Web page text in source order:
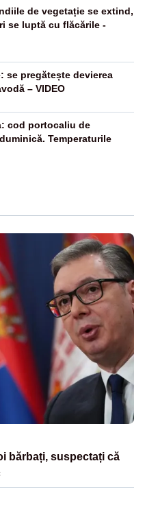
de vegetație se extind,
se luptă cu flăcările -
se pregătește devierea
– VIDEO
cod portocaliu de
Temperaturile
bărbați, suspectați că